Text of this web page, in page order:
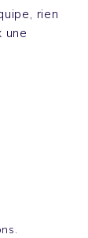
rien
une